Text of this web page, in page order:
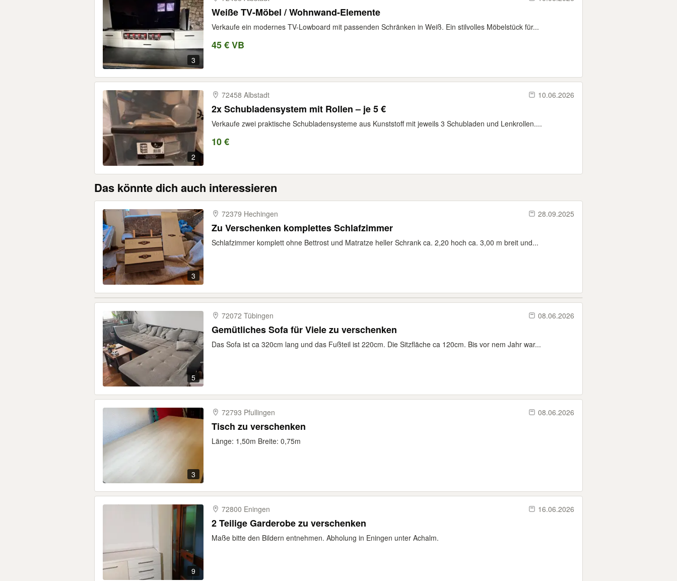
3
Weiße TV-Möbel / Wohnwand-Elemente
Verkaufe ein modernes TV-Lowboard mit passenden Schränken in Weiß. Ein stilvolles Möbelstück für...
45 € VB
2
72458 Albstadt 10.06.2026
2x Schubladensystem mit Rollen – je 5 €
Verkaufe zwei praktische Schubladensysteme aus Kunststoff mit jeweils 3 Schubladen und Lenkrollen....
10 €
Das könnte dich auch interessieren
3
72379 Hechingen 28.09.2025
Zu Verschenken komplettes Schlafzimmer
Schlafzimmer komplett ohne Bettrost und Matratze heller Schrank ca. 2,20 hoch ca. 3,00 m breit und...
5
72072 Tübingen 08.06.2026
Gemütliches Sofa für Viele zu verschenken
Das Sofa ist ca 320cm lang und das Fußteil ist 220cm. Die Sitzfläche ca 120cm. Bis vor nem Jahr war...
3
72793 Pfullingen 08.06.2026
Tisch zu verschenken
Länge: 1,50m Breite: 0,75m
9
72800 Eningen 16.06.2026
2 Teilige Garderobe zu verschenken
Maße bitte den Bildern entnehmen. Abholung in Eningen unter Achalm.